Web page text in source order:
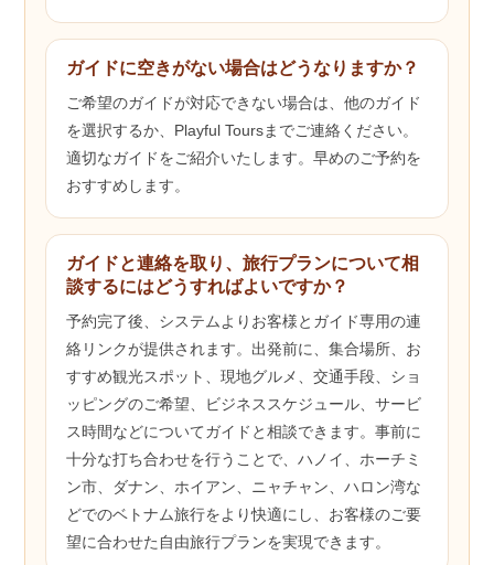
ガイドに空きがない場合はどうなりますか？
ご希望のガイドが対応できない場合は、他のガイド
を選択するか、Playful Toursまでご連絡ください。
適切なガイドをご紹介いたします。早めのご予約を
おすすめします。
ガイドと連絡を取り、旅行プランについて相
談するにはどうすればよいですか？
予約完了後、システムよりお客様とガイド専用の連
絡リンクが提供されます。出発前に、集合場所、お
すすめ観光スポット、現地グルメ、交通手段、ショ
ッピングのご希望、ビジネススケジュール、サービ
ス時間などについてガイドと相談できます。事前に
十分な打ち合わせを行うことで、ハノイ、ホーチミ
ン市、ダナン、ホイアン、ニャチャン、ハロン湾な
どでのベトナム旅行をより快適にし、お客様のご要
望に合わせた自由旅行プランを実現できます。